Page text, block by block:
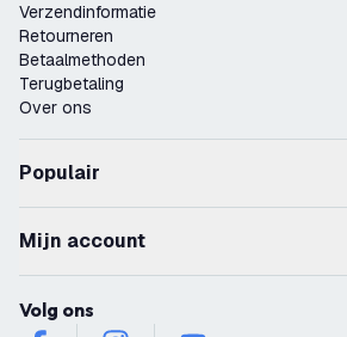
Verzendinformatie
Retourneren
Betaalmethoden
Terugbetaling
Over ons
Populair
Mijn account
Volg ons